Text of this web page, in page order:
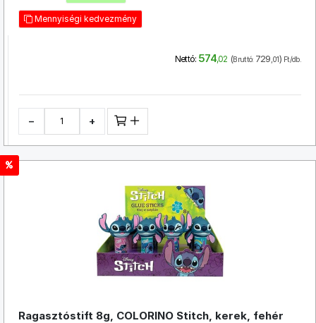
Mennyiségi kedvezmény
Nettó: 574,02 (Bruttó: 729,01) Ft/db.
− +
Ragasztóstift 8g, COLORINO Stitch, kerek, fehér